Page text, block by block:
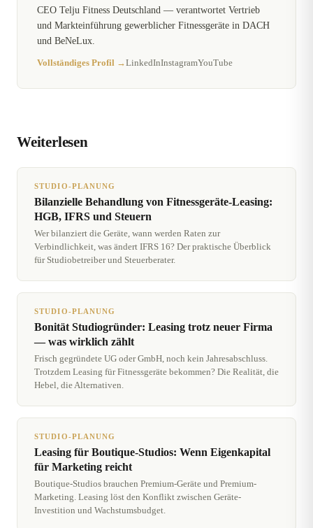
CEO Telju Fitness Deutschland — verantwortet Vertrieb
und Markteinführung gewerblicher Fitnessgeräte in DACH
und BeNeLux.
Vollständiges Profil →LinkedInInstagramYouTube
Weiterlesen
STUDIO-PLANUNG
Bilanzielle Behandlung von Fitnessgeräte-Leasing:
HGB, IFRS und Steuern
Wer bilanziert die Geräte, wann werden Raten zur
Verbindlichkeit, was ändert IFRS 16? Der praktische Überblick
für Studiobetreiber und Steuerberater.
STUDIO-PLANUNG
Bonität Studiogründer: Leasing trotz neuer Firma
— was wirklich zählt
Frisch gegründete UG oder GmbH, noch kein Jahresabschluss.
Trotzdem Leasing für Fitnessgeräte bekommen? Die Realität, die
Hebel, die Alternativen.
STUDIO-PLANUNG
Leasing für Boutique-Studios: Wenn Eigenkapital
für Marketing reicht
Boutique-Studios brauchen Premium-Geräte und Premium-
Marketing. Leasing löst den Konflikt zwischen Geräte-
Investition und Wachstumsbudget.